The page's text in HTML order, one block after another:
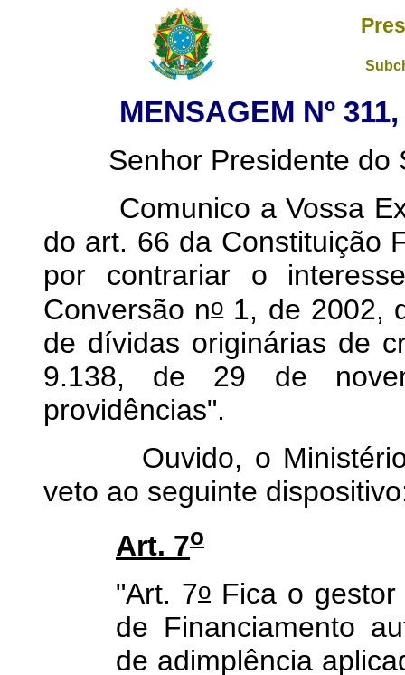
MENSAGEM Nº 311,
Senhor Presidente do
Comunico a Vossa
do art. 66 da Constituição
por contrariar o
Conversão no1, de 2002,
de dívidas originárias de
9.138, de 29 de
providências".
Ouvido, o Ministério
veto ao seguinte
Art. 7o
"Art. 7o Fica o
de Financiamento
de adimplência